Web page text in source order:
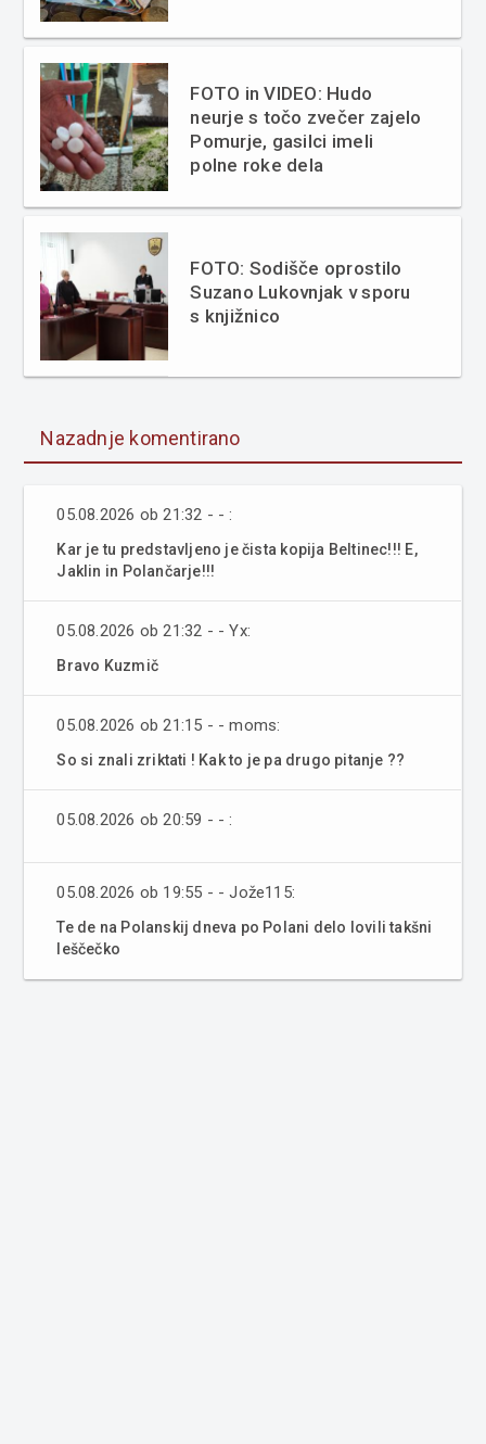
FOTO in VIDEO: Hudo
neurje s točo zvečer zajelo
Pomurje, gasilci imeli
polne roke dela
FOTO: Sodišče oprostilo
Suzano Lukovnjak v sporu
s knjižnico
Nazadnje komentirano
05.08.2026 ob 21:32 - - :
Kar je tu predstavljeno je čista kopija Beltinec!!! E,
Jaklin in Polančarje!!!
05.08.2026 ob 21:32 - - Yx:
Bravo Kuzmič
05.08.2026 ob 21:15 - - moms:
So si znali zriktati ! Kak to je pa drugo pitanje ??
05.08.2026 ob 20:59 - - :
05.08.2026 ob 19:55 - - Jože115:
Te de na Polanskij dneva po Polani delo lovili takšni
leščečko